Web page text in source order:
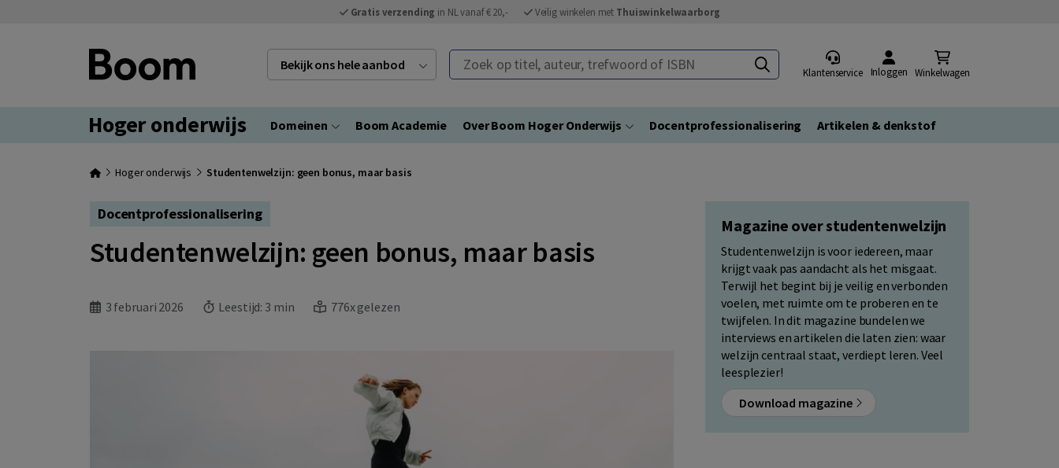
Gratis verzending in NL vanaf € 20,- Veilig winkelen met Thuiswinkelwaarborg
Bekijk ons hele aanbod Zoek op titel, auteur, trefwoord of ISBN
Klantenservice Inloggen Winkelwagen
Hoger onderwijs Domeinen Boom Academie Over Boom Hoger Onderwijs Docentprofessionalisering Artikelen & denkstof
Hoger onderwijs Studentenwelzijn: geen bonus, maar basis
Docentprofessionalisering
Studentenwelzijn: geen bonus, maar basis
3 februari 2026 Leestijd: 3 min 776x gelezen
Magazine over studentenwelzijn
Studentenwelzijn is voor iedereen, maar
krijgt vaak pas aandacht als het misgaat.
Terwijl het begint bij je veilig en verbonden
voelen, met ruimte om te proberen en te
twijfelen. In dit magazine bundelen we
interviews en artikelen die laten zien: waar
welzijn centraal staat, verdiept leren. Veel
leesplezier!
Download magazine